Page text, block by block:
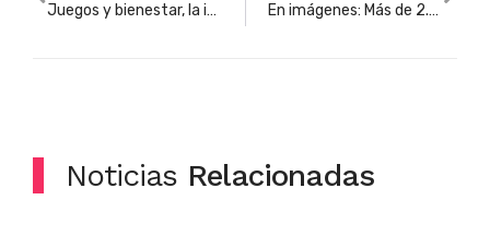
Juegos y bienestar, la inversión de Soacha en el corazón de su educación: su magisterio En imágenes: Más de 2.300 docentes desfilaron en la inauguración de sus Juegos Deportivos y Semana de Bienestar
Noticias Relacionadas